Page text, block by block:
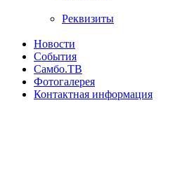
Реквизиты
Новости
События
Самбо.ТВ
Фотогалерея
Контактная информация